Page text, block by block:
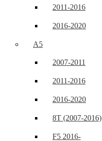
2011-2016
2016-2020
A5
2007-2011
2011-2016
2016-2020
8T (2007-2016)
F5 2016-